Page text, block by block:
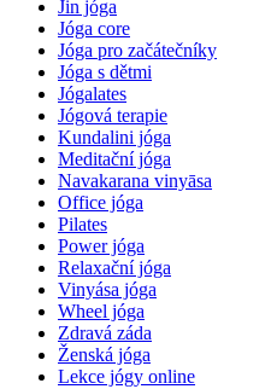
Jin jóga
Jóga core
Jóga pro začátečníky
Jóga s dětmi
Jógalates
Jógová terapie
Kundalini jóga
Meditační jóga
Navakarana vinyāsa
Office jóga
Pilates
Power jóga
Relaxační jóga
Vinyása jóga
Wheel jóga
Zdravá záda
Ženská jóga
Lekce jógy online